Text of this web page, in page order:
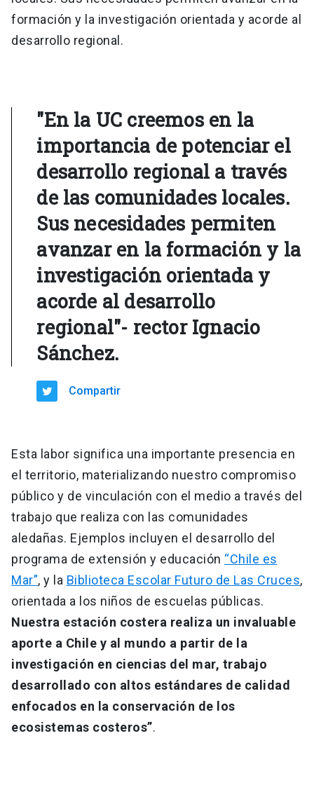
formación y la investigación orientada y acorde al
desarrollo regional.
"En la UC creemos en la
importancia de potenciar el
desarrollo regional a través
de las comunidades locales.
Sus necesidades permiten
avanzar en la formación y la
investigación orientada y
acorde al desarrollo
regional"- rector Ignacio
Sánchez.
Compartir
Esta labor significa una importante presencia en
el territorio, materializando nuestro compromiso
público y de vinculación con el medio a través del
trabajo que realiza con las comunidades
aledañas. Ejemplos incluyen el desarrollo del
programa de extensión y educación “Chile es
Mar”, y la Biblioteca Escolar Futuro de Las Cruces,
orientada a los niños de escuelas públicas.
Nuestra estación costera realiza un invaluable
aporte a Chile y al mundo a partir de la
investigación en ciencias del mar, trabajo
desarrollado con altos estándares de calidad
enfocados en la conservación de los
ecosistemas costeros”.